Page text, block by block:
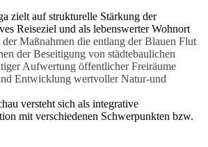
zielt auf strukturelle Stärkung der
Reiseziel und als lebenswerter Wohnort
Maßnahmen die entlang der Blauen Flut
der Beseitigung von städtebaulichen
Aufwertung öffentlicher Freiräume
Entwicklung wertvoller Natur-und
versteht sich als integrative
mit verschiedenen Schwerpunkten bzw.